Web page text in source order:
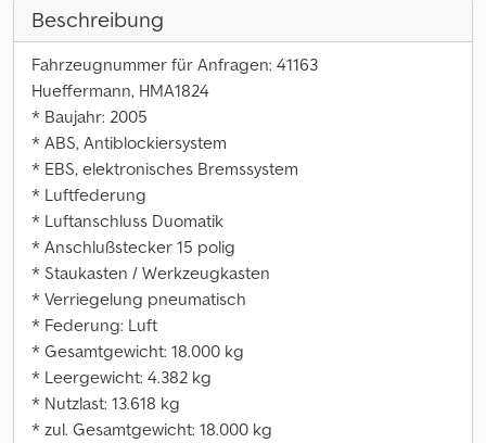
Beschreibung
Fahrzeugnummer für Anfragen: 41163
Hueffermann, HMA1824
* Baujahr: 2005
* ABS, Antiblockiersystem
* EBS, elektronisches Bremssystem
* Luftfederung
* Luftanschluss Duomatik
* Anschlußstecker 15 polig
* Staukasten / Werkzeugkasten
* Verriegelung pneumatisch
* Federung: Luft
* Gesamtgewicht: 18.000 kg
* Leergewicht: 4.382 kg
* Nutzlast: 13.618 kg
* zul. Gesamtgewicht: 18.000 kg